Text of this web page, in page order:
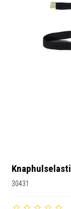
30431